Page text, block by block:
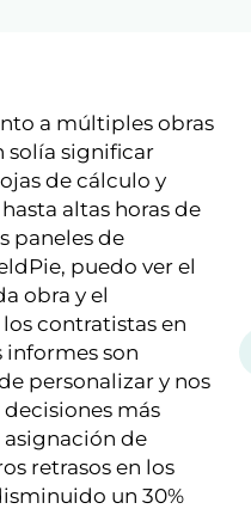
a múltiples obras
solía significar
de cálculo y
altas horas de
paneles de
puedo ver el
obra y el
contratistas en
informes son
personalizar y nos
más
asignación de
retrasos en los
un 30%